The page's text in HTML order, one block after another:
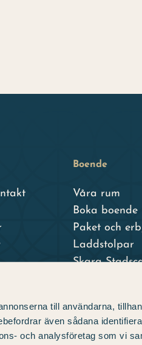
till användarna,
även sådana
och analysföretag som vi
Boende
Våra rum
Boka boende
Paket och
Laddstolpar
Skara